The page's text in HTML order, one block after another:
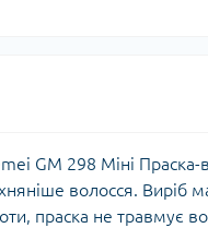
GM 298 Міні
волосся. Виріб
праска не травмує